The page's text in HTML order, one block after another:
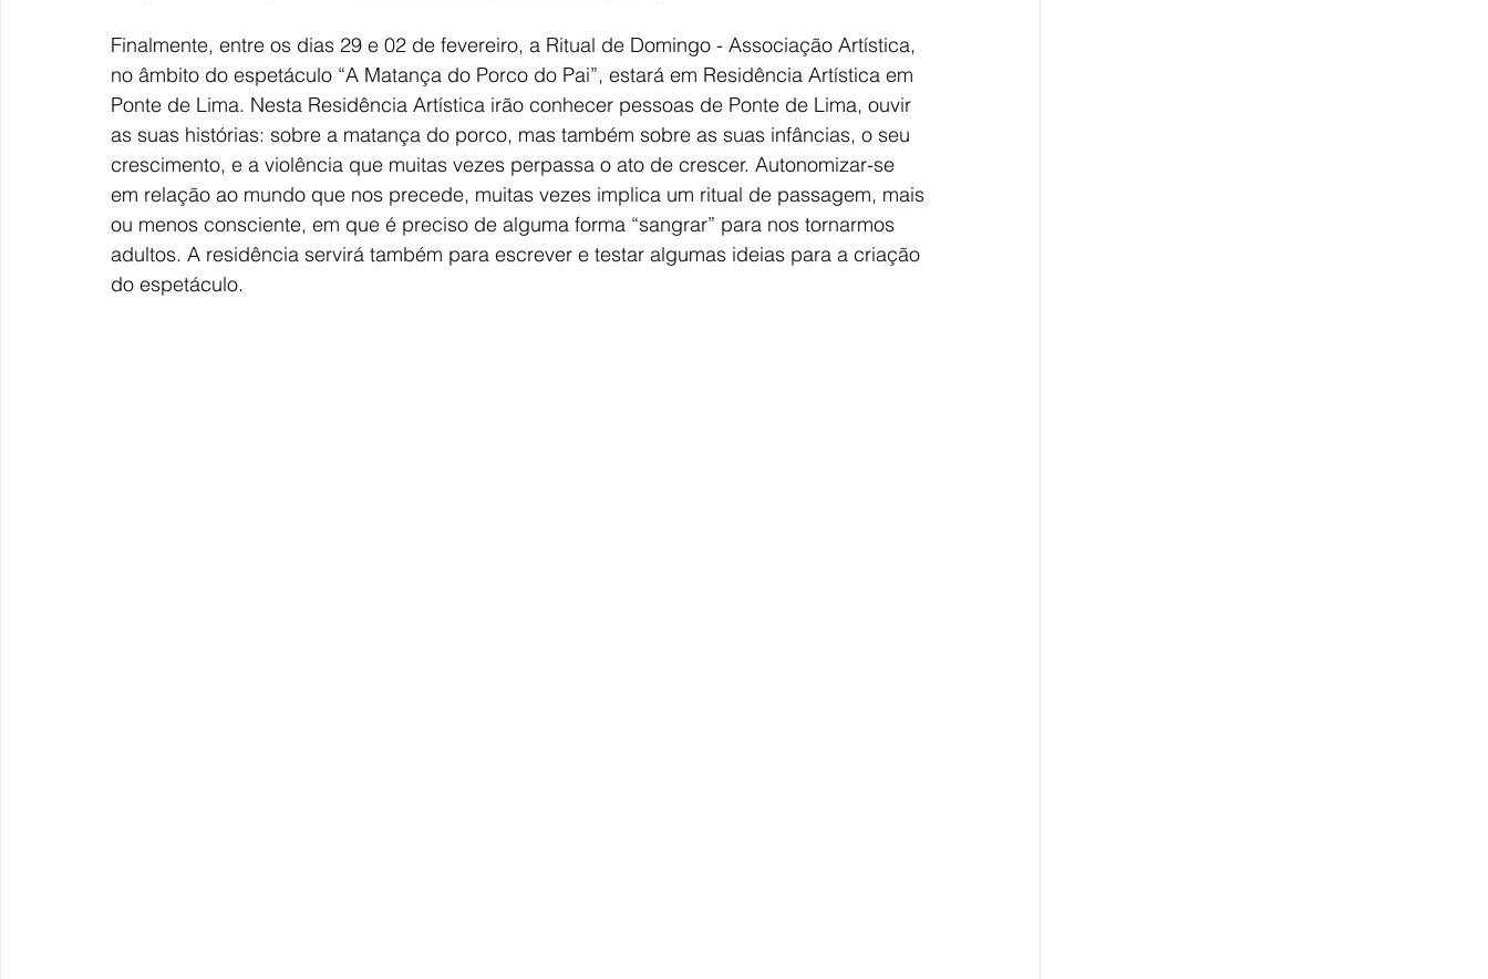
Finalmente, entre os dias 29 e 02 de fevereiro, a Ritual de Domingo - Associação Artística,
no âmbito do espetáculo “A Matança do Porco do Pai”, estará em Residência Artística em
Ponte de Lima. Nesta Residência Artística irão conhecer pessoas de Ponte de Lima, ouvir
as suas histórias: sobre a matança do porco, mas também sobre as suas infâncias, o seu
crescimento, e a violência que muitas vezes perpassa o ato de crescer. Autonomizar-se
em relação ao mundo que nos precede, muitas vezes implica um ritual de passagem, mais
ou menos consciente, em que é preciso de alguma forma “sangrar” para nos tornarmos
adultos. A residência servirá também para escrever e testar algumas ideias para a criação
do espetáculo.